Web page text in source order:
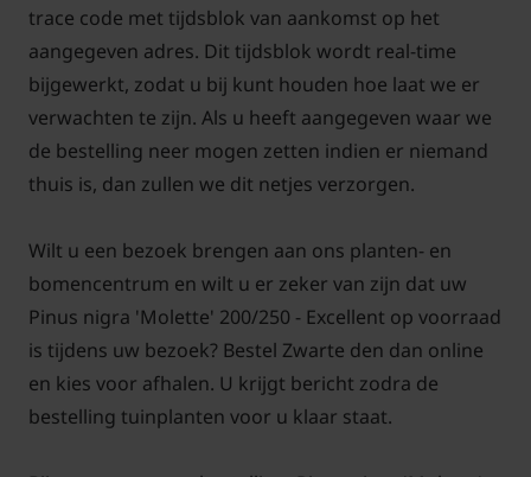
trace code met tijdsblok van aankomst op het
aangegeven adres. Dit tijdsblok wordt real-time
bijgewerkt, zodat u bij kunt houden hoe laat we er
verwachten te zijn. Als u heeft aangegeven waar we
de bestelling neer mogen zetten indien er niemand
thuis is, dan zullen we dit netjes verzorgen.
Wilt u een bezoek brengen aan ons planten- en
bomencentrum en wilt u er zeker van zijn dat uw
Pinus nigra 'Molette' 200/250 - Excellent op voorraad
is tijdens uw bezoek? Bestel Zwarte den dan online
en kies voor afhalen. U krijgt bericht zodra de
bestelling tuinplanten voor u klaar staat.